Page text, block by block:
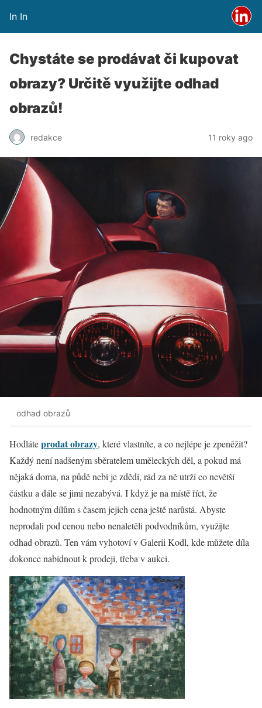
In In
Chystáte se prodávat či kupovat
obrazy? Určitě využijte odhad
obrazů!
redakce 11 roky ago
odhad obrazů
Hodláteprodat obrazy, které vlastníte, a co nejlépe je zpeněžit?
Každý není nadšeným sběratelem uměleckých děl, a pokud má
nějaká doma, na půdě nebi je zdědí, rád za ně utrží co nevětší
částku a dále se jimi nezabývá. I když je na místě říct, že
hodnotným dílům s časem jejich cena ještě narůstá. Abyste
neprodali pod cenou nebo nenaletěli podvodníkům, využijte
odhad obrazů. Ten vám vyhotoví v Galerii Kodl, kde můžete díla
dokonce nabídnout k prodeji, třeba v aukci.